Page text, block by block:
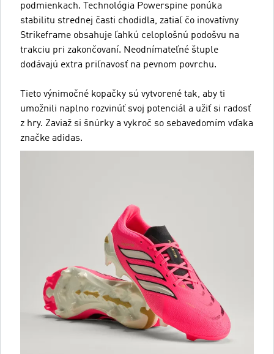
podmienkach. Technológia Powerspine ponúka
stabilitu strednej časti chodidla, zatiaľ čo inovatívny
Strikeframe obsahuje ľahkú celoplošnú podošvu na
trakciu pri zakončovaní. Neodnímateľné štuple
dodávajú extra priľnavosť na pevnom povrchu.
Tieto výnimočné kopačky sú vytvorené tak, aby ti
umožnili naplno rozvinúť svoj potenciál a užiť si radosť
z hry. Zaviaž si šnúrky a vykroč so sebavedomím vďaka
značke adidas.